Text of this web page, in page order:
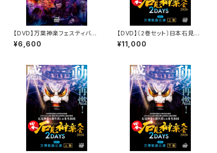
【DVD】万葉神楽フェスティバル
Second Impact
¥6,600
【DVD】〔2巻セット〕日本石見神
楽大会2026 2DAYS【DAY-
1】万博凱旋公演
¥11,000